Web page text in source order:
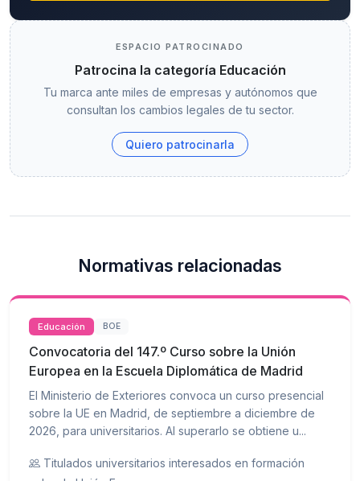
ESPACIO PATROCINADO
Patrocina la categoría Educación
Tu marca ante miles de empresas y autónomos que
consultan los cambios legales de tu sector.
Quiero patrocinarla
Normativas relacionadas
Educación BOE
Convocatoria del 147.º Curso sobre la Unión
Europea en la Escuela Diplomática de Madrid
El Ministerio de Exteriores convoca un curso presencial
sobre la UE en Madrid, de septiembre a diciembre de
2026, para universitarios. Al superarlo se obtiene u...
Titulados universitarios interesados en formación